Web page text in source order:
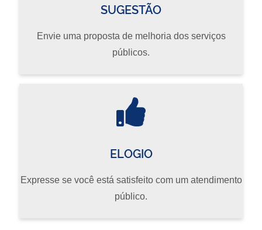
SUGESTÃO
Envie uma proposta de melhoria dos serviços
públicos.
ELOGIO
Expresse se você está satisfeito com um atendimento
público.